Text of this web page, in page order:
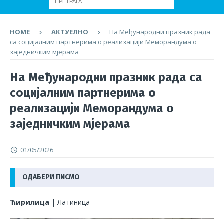
HOME АКТУЕЛНО
На Међународни празник рада
са социјалним партнерима о реализацији Меморандума о
заједничким мјерама
На Међународни празник рада са
социјалним партнерима о
реализацији Меморандума о
заједничким мјерама
01/05/2026
ОДАБЕРИ ПИСМО
Ћирилица |Латиница